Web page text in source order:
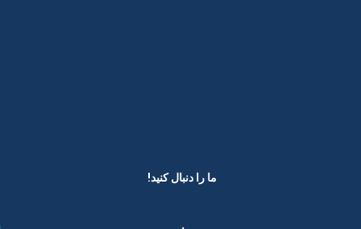
ما را دنبال کنید! ​